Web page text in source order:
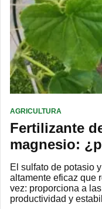
AGRICULTURA
Fertilizante
magnesio:
El sulfato de potasio
altamente eficaz que
vez: proporciona a
productividad y